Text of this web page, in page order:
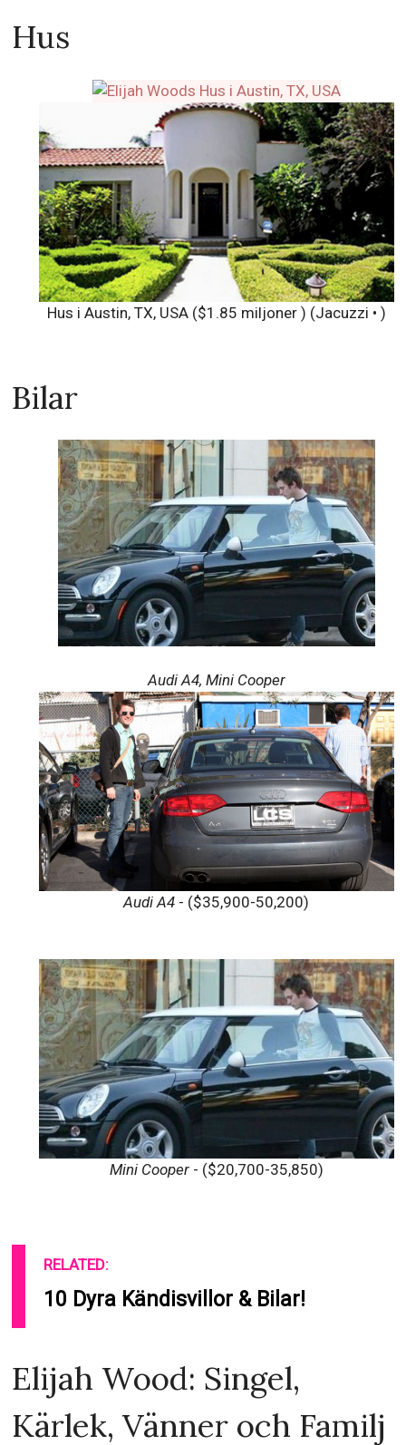
Hus
Hus i Austin, TX, USA ($1.85 miljoner ) (Jacuzzi • )
Bilar
Audi A4, Mini Cooper
Audi A4 - ($35,900-50,200)
Mini Cooper- ($20,700-35,850)
RELATED:
10 Dyra Kändisvillor & Bilar!
Elijah Wood: Singel,
Kärlek, Vänner och Familj